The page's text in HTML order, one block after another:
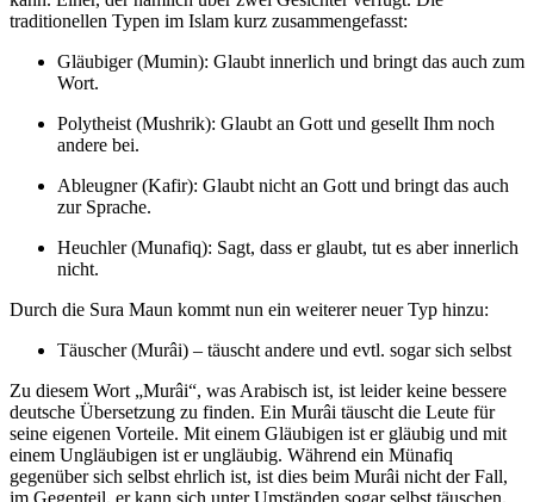
traditionellen Typen im Islam kurz zusammengefasst:
Gläubiger (Mumin): Glaubt innerlich und bringt das auch zum
Wort.
Polytheist (Mushrik): Glaubt an Gott und gesellt Ihm noch
andere bei.
Ableugner (Kafir): Glaubt nicht an Gott und bringt das auch
zur Sprache.
Heuchler (Munafiq): Sagt, dass er glaubt, tut es aber innerlich
nicht.
Durch die Sura Maun kommt nun ein weiterer neuer Typ hinzu:
Täuscher (Murâi) – täuscht andere und evtl. sogar sich selbst
Zu diesem Wort „Murâi“, was Arabisch ist, ist leider keine bessere
deutsche Übersetzung zu finden. Ein Murâi täuscht die Leute für
seine eigenen Vorteile. Mit einem Gläubigen ist er gläubig und mit
einem Ungläubigen ist er ungläubig. Während ein Münafiq
gegenüber sich selbst ehrlich ist, ist dies beim Murâi nicht der Fall,